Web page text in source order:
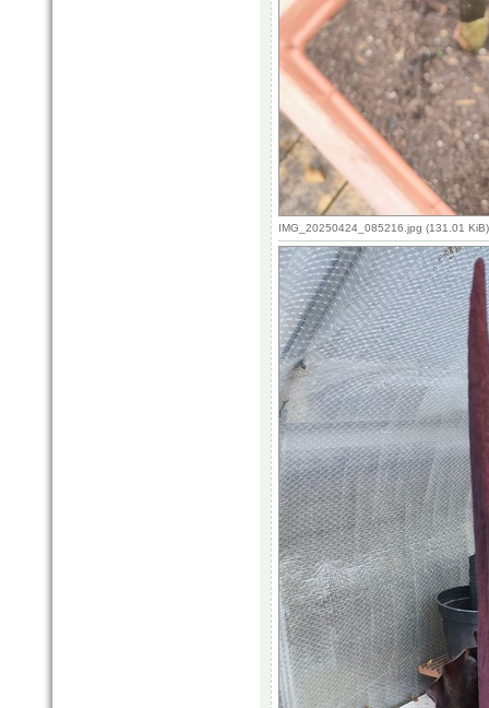
IMG_20250424_085216.jpg (131.01